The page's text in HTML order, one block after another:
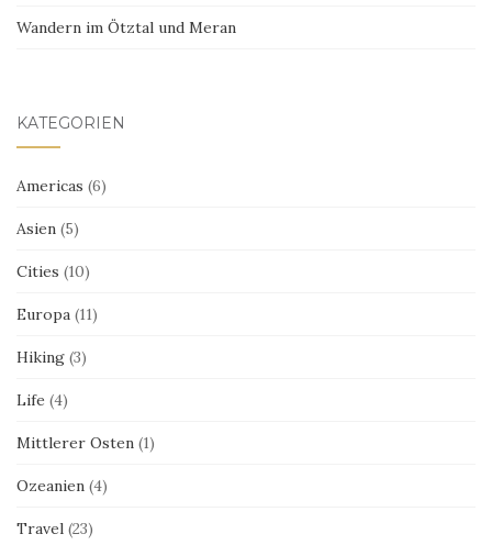
Wandern im Ötztal und Meran
KATEGORIEN
Americas (6)
Asien (5)
Cities (10)
Europa (11)
Hiking (3)
Life (4)
Mittlerer Osten (1)
Ozeanien (4)
Travel (23)